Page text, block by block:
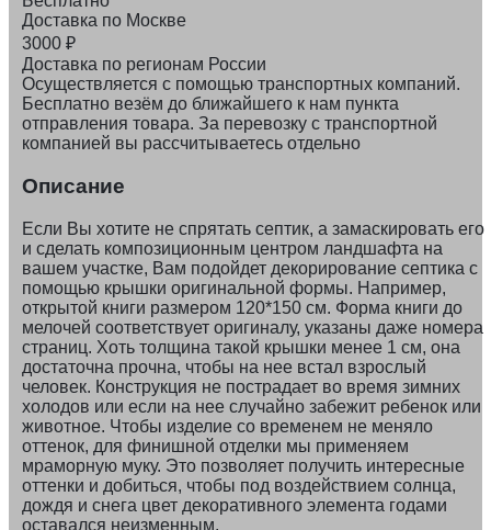
Доставка по Москве
3000 ₽
Доставка по регионам России
Осуществляется с помощью транспортных компаний.
Бесплатно везём до ближайшего к нам пункта
отправления товара. За перевозку с транспортной
компанией вы рассчитываетесь отдельно
Описание
Если Вы хотите не спрятать септик, а замаскировать его
и сделать композиционным центром ландшафта на
вашем участке, Вам подойдет декорирование септика с
помощью крышки оригинальной формы. Например,
открытой книги размером 120*150 см. Форма книги до
мелочей соответствует оригиналу, указаны даже номера
страниц. Хоть толщина такой крышки менее 1 см, она
достаточна прочна, чтобы на нее встал взрослый
человек. Конструкция не пострадает во время зимних
холодов или если на нее случайно забежит ребенок или
животное. Чтобы изделие со временем не меняло
оттенок, для финишной отделки мы применяем
мраморную муку. Это позволяет получить интересные
оттенки и добиться, чтобы под воздействием солнца,
дождя и снега цвет декоративного элемента годами
оставался неизменным.